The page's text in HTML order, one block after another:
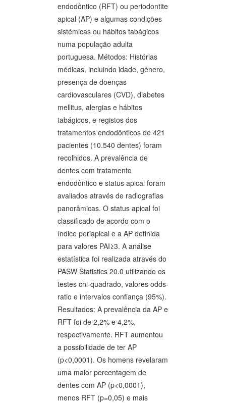
endodôntico (RFT) ou periodontite
apical (AP) e algumas condições
sistémicas ou hábitos tabágicos
numa população adulta
portuguesa. Métodos: Histórias
médicas, incluindo idade, género,
presença de doenças
cardiovasculares (CVD), diabetes
mellitus, alergias e hábitos
tabágicos, e registos dos
tratamentos endodônticos de 421
pacientes (10.540 dentes) foram
recolhidos. A prevalência de
dentes com tratamento
endodôntico e status apical foram
avaliados através de radiografias
panorâmicas. O status apical foi
classificado de acordo com o
índice periapical e a AP definida
para valores PAI≥3. A análise
estatística foi realizada através do
PASW Statistics 20.0 utilizando os
testes chi-quadrado, valores odds-
ratio e intervalos confiança (95%).
Resultados: A prevalência da AP e
RFT foi de 2,2% e 4,2%,
respectivamente. RFT aumentou
a possibilidade de ter AP
(p<0,0001). Os homens revelaram
uma maior percentagem de
dentes com AP (p<0,0001),
menos RFT (p=0,05) e mais